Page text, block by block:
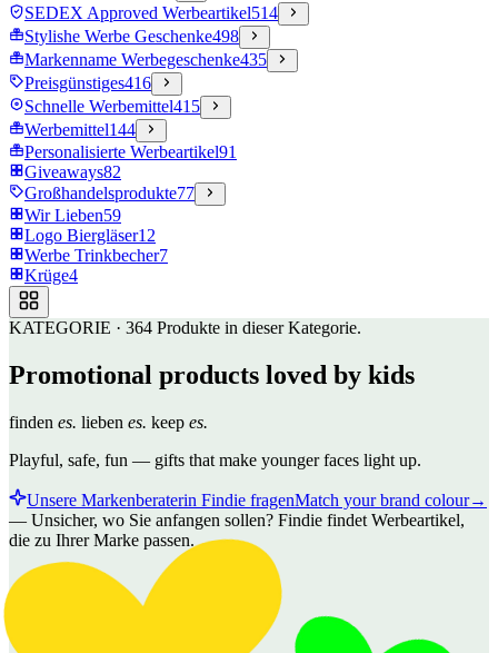
SEDEX Approved Werbeartikel514
Stylishe Werbe Geschenke498
Markenname Werbegeschenke435
Preisgünstiges416
Schnelle Werbemittel415
Werbemittel144
Personalisierte Werbeartikel91
Giveaways82
Großhandelsprodukte77
Wir Lieben59
Logo Biergläser12
Werbe Trinkbecher7
Krüge4
KATEGORIE · 364 Produkte in dieser Kategorie.
Promotional products loved by kids
finden es. lieben es. keep es.
Playful, safe, fun — gifts that make younger faces light up.
Unsere Markenberaterin Findie fragenMatch your brand colour→
— Unsicher, wo Sie anfangen sollen? Findie findet Werbeartikel,
die zu Ihrer Marke passen.